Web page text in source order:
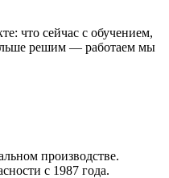
что сейчас с обучением,
решим — работаем мы
производстве.
с 1987 года.